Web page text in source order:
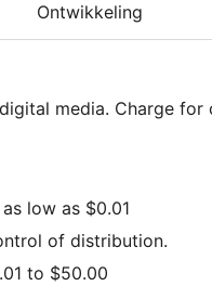
Ontwikkeling
Transact.io brings A la Carte
low as $0.01
of distribution.
to $50.00